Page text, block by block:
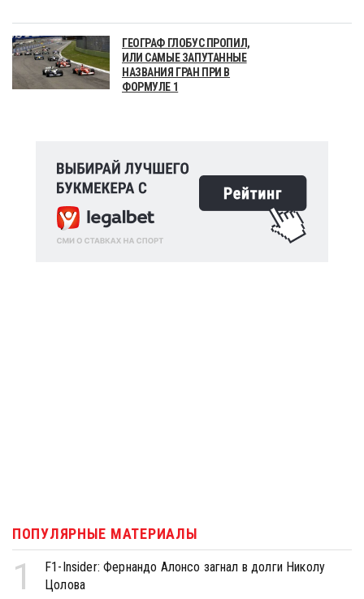
ГЕОГРАФ ГЛОБУС ПРОПИЛ,
ИЛИ САМЫЕ ЗАПУТАННЫЕ
НАЗВАНИЯ ГРАН ПРИ В
ФОРМУЛЕ 1
ПОПУЛЯРНЫЕ МАТЕРИАЛЫ
1
F1-Insider: Фернандо Алонсо загнал в долги Николу
Цолова